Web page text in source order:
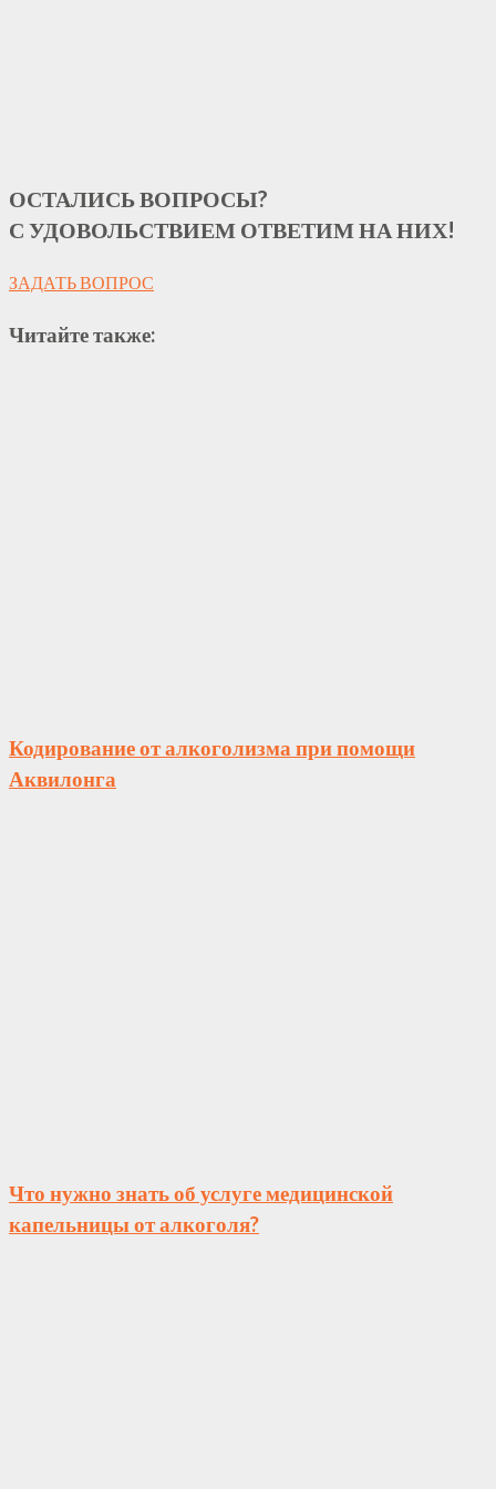
ОСТАЛИСЬ ВОПРОСЫ?
С УДОВОЛЬСТВИЕМ ОТВЕТИМ НА НИХ!
ЗАДАТЬ ВОПРОС
Читайте также:
Кодирование от алкоголизма при помощи
Аквилонга
Что нужно знать об услуге медицинской
капельницы от алкоголя?